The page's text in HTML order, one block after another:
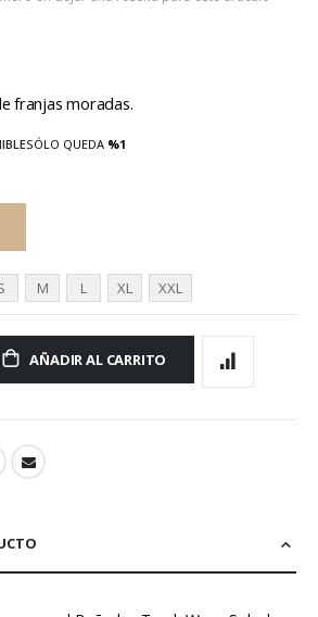
franjas moradas.
SÓLO QUEDA %1
M L XL XXL
AÑADIR AL CARRITO